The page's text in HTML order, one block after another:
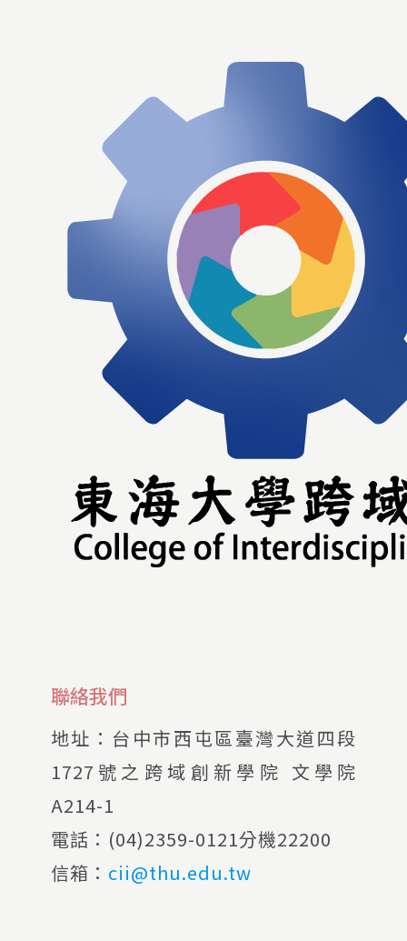
聯絡我們
地址： 台中市西屯區臺灣大道四段
1727號之跨域創新學院 文學院
A214-1
電話： (04)2359-0121分機22200
信箱： cii@thu.edu.tw